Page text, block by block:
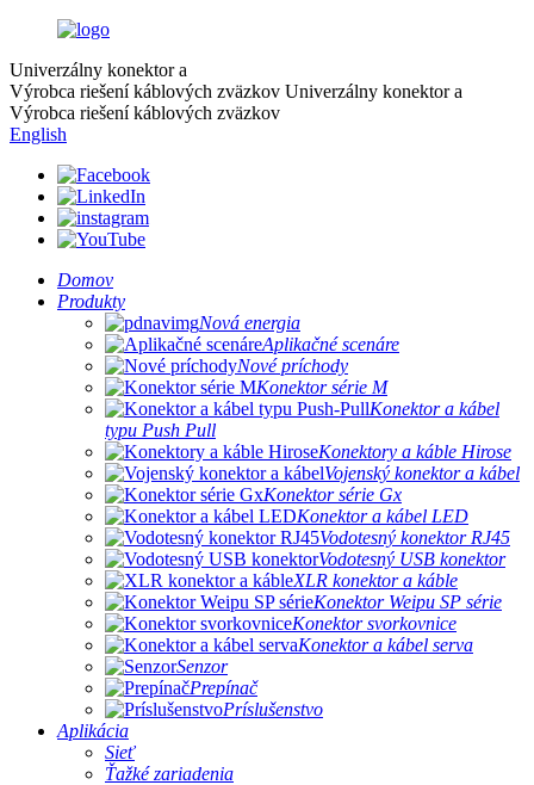
Univerzálny konektor a
Výrobca riešení káblových zväzkov Univerzálny konektor a
Výrobca riešení káblových zväzkov
English
Domov
Produkty
Nová energia
Aplikačné scenáre
Nové príchody
Konektor série M
Konektor a kábel
typu Push Pull
Konektory a káble Hirose
Vojenský konektor a kábel
Konektor série Gx
Konektor a kábel LED
Vodotesný konektor RJ45
Vodotesný USB konektor
XLR konektor a káble
Konektor Weipu SP série
Konektor svorkovnice
Konektor a kábel serva
Senzor
Prepínač
Príslušenstvo
Aplikácia
Sieť
Ťažké zariadenia